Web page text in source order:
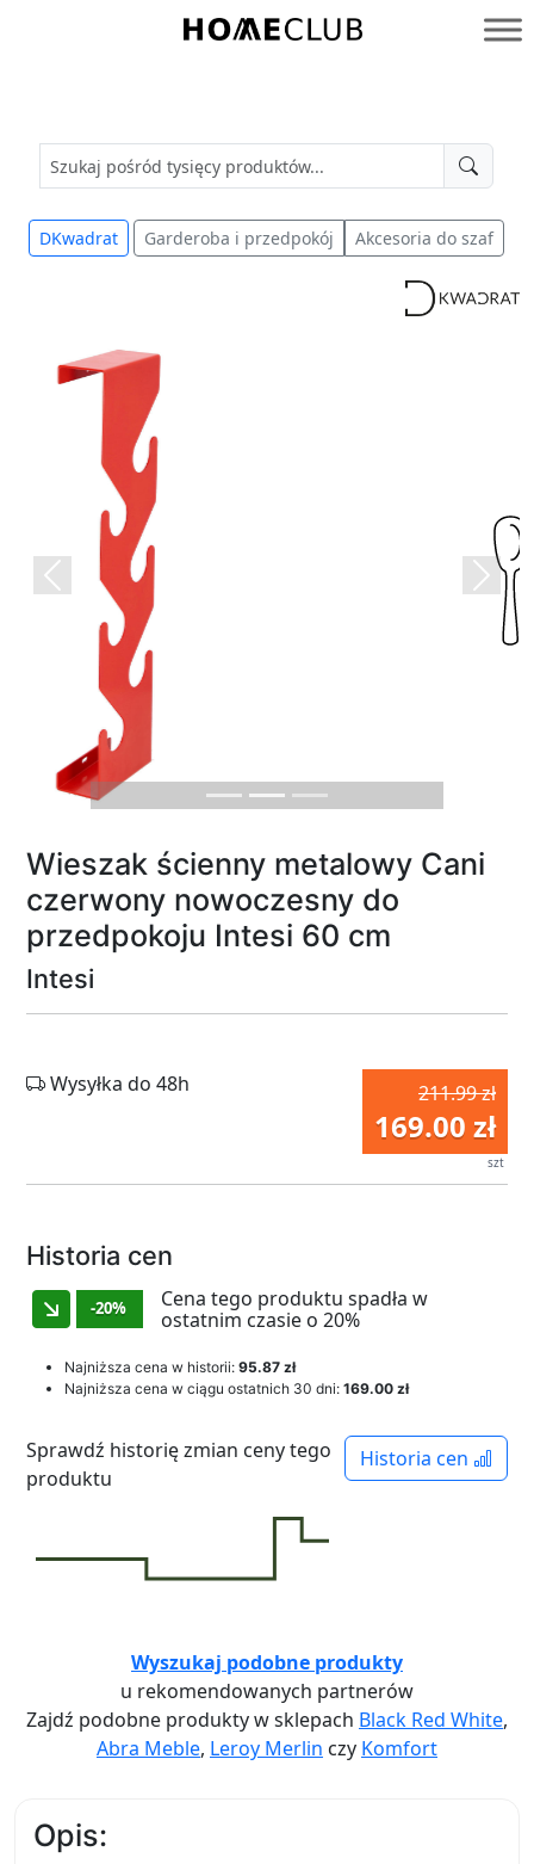
Homeclub
DKwadrat Garderoba i przedpokój Akcesoria do szaf
Previous Next
Wieszak ścienny metalowy Cani
czerwony nowoczesny do
przedpokoju Intesi 60 cm
Intesi
211.99 zł
169.00 zł
szt
Wysyłka do 48h
Historia cen
-20%
Cena tego produktu spadła w
ostatnim czasie o 20%
Najniższa cena w historii: 95.87 zł
Najniższa cena w ciągu ostatnich 30 dni: 169.00 zł
Historia cen
Sprawdź historię zmian ceny tego
produktu
Wyszukaj podobne produkty
u rekomendowanych partnerów
Zajdź podobne produkty w sklepach Black Red White,
Abra Meble, Leroy Merlin czy Komfort
Opis: